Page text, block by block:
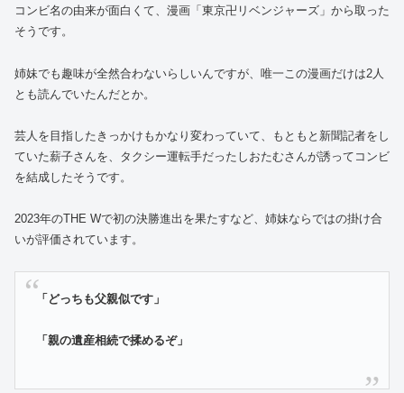
コンビ名の由来が面白くて、漫画「東京卍リベンジャーズ」から取った
そうです。
姉妹でも趣味が全然合わないらしいんですが、唯一この漫画だけは2人
とも読んでいたんだとか。
芸人を目指したきっかけもかなり変わっていて、もともと新聞記者をし
ていた薪子さんを、タクシー運転手だったしおたむさんが誘ってコンビ
を結成したそうです。
2023年のTHE Wで初の決勝進出を果たすなど、姉妹ならではの掛け合
いが評価されています。
「どっちも父親似です」
「親の遺産相続で揉めるぞ」